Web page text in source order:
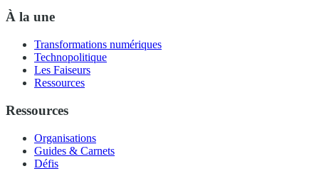
À la une
Transformations numériques
Technopolitique
Les Faiseurs
Ressources
Ressources
Organisations
Guides & Carnets
Défis